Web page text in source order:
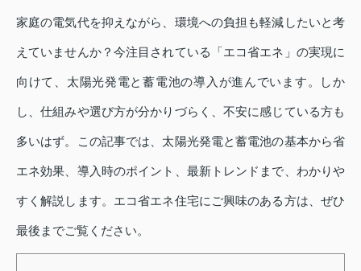
家庭の電気代を抑えながら、環境への負担も軽減したいと考
えていませんか？今注目されている「エコ省エネ」の実現に
向けて、太陽光発電と蓄電池の導入が進んでいます。しか
し、仕組みや選び方が分かりづらく、不安に感じている方も
多いはず。この記事では、太陽光発電と蓄電池の基本から省
エネ効果、導入時のポイント、最新トレンドまで、わかりや
すく解説します。エコ省エネ住宅にご興味のある方は、ぜひ
最後までご覧ください。